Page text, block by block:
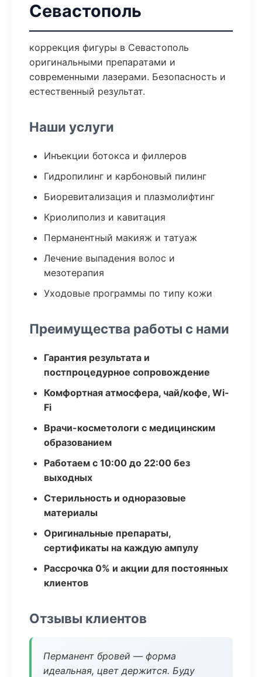
Севастополь
коррекция фигуры в Севастополь
оригинальными препаратами и
современными лазерами. Безопасность и
естественный результат.
Наши услуги
Инъекции ботокса и филлеров
Гидропилинг и карбоновый пилинг
Биоревитализация и плазмолифтинг
Криолиполиз и кавитация
Перманентный макияж и татуаж
Лечение выпадения волос и
мезотерапия
Уходовые программы по типу кожи
Преимущества работы с нами
Гарантия результата и
постпроцедурное сопровождение
Комфортная атмосфера, чай/кофе, Wi-
Fi
Врачи-косметологи с медицинским
образованием
Работаем с 10:00 до 22:00 без
выходных
Стерильность и одноразовые
материалы
Оригинальные препараты,
сертификаты на каждую ампулу
Рассрочка 0% и акции для постоянных
клиентов
Отзывы клиентов
Перманент бровей — форма
идеальная, цвет держится. Буду